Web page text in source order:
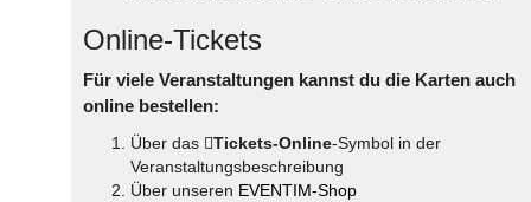
Online-Tickets
Für viele Veranstaltungen kannst du die Karten auch
online bestellen:
Über das Tickets-Online-Symbol in der
Veranstaltungsbeschreibung
Über unseren EVENTIM-Shop